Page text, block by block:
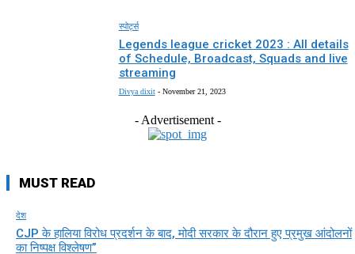
स्पोर्ट्स
Legends league cricket 2023 : All details
of Schedule, Broadcast, Squads and live
streaming
Divya dixit - November 21, 2023
- Advertisement -
MUST READ
देश
CJP के हालिया विरोध प्रदर्शन के बाद, मोदी सरकार के दौरान हुए प्रमुख आंदोलनों
का निष्पक्ष विश्लेषण”